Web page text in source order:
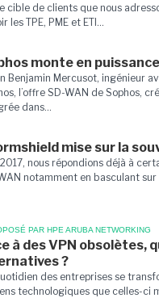
cible de clients que nous
les TPE, PME et ETI...
monte en
Benjamin Mercusot, ingénieur
l’offre SD-WAN de Sophos,
dans...
mise sur la
2017, nous répondions déjà à
notamment en basculant sur
PAR HPE ARUBA NETWORKING
à des VPN obsolètes,
?
des entreprises se
technologiques que celles-ci